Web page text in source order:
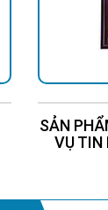
SẢN
VỤ TIN